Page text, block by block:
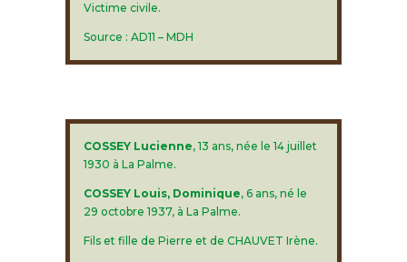
Victime civile.
Source : AD11 – MDH
COSSEY Lucienne, 13 ans, née le 14 juillet
1930 à La Palme.
COSSEY Louis, Dominique, 6 ans, né le
29 octobre 1937, à La Palme.
Fils et fille de Pierre et de CHAUVET Irène.